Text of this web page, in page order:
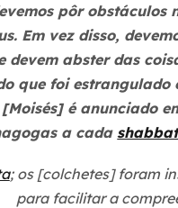
pôr obstáculos
Em vez disso,
devem abster das
que foi estrangulado
é anunciado
a cadashabbat
; os [colchetes] foram
para facilitar a